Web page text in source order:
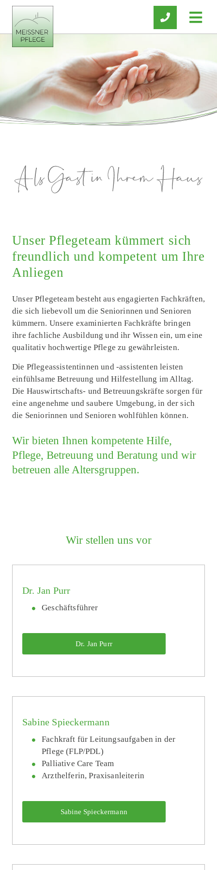
Unser Pflege­team kümmert sich
freundlich und kompetent um Ihre
Anliegen
Unser Pflege­team besteht aus engagierten Fach­kräften,
die sich liebevoll um die Seniorinnen und Senioren
kümmern. Unsere examinierten Fach­kräfte bringen
ihre fachliche Ausbildung und ihr Wissen ein, um eine
qualitativ hochwertige Pflege zu gewährleisten.
Die Pflege­assistentinnen und -assistenten leisten
einfühlsame Betreuung und Hilfestellung im Alltag.
Die Haus­wirtschafts- und Betreuungs­kräfte sorgen für
eine angenehme und saubere Umgebung, in der sich
die Seniorinnen und Senioren wohlfühlen können.
Wir bieten Ihnen kompetente Hilfe,
Pflege, Betreuung und Beratung und wir
betreuen alle Alters­gruppen.
Wir stellen uns vor
Dr. Jan Purr
Geschäftsführer
Dr. Jan Purr
Sabine Spieckermann
Fachkraft für Leitungs­aufgaben in der
Pflege (FLP/PDL)
Palliative Care Team
Arzthelferin, Praxisanleiterin
Sabine Spieckermann